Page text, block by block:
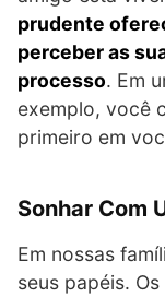
prudente
perceber as
processo. Em
exemplo, você
primeiro em
Sonhar Com
Em nossas
seus papéis.